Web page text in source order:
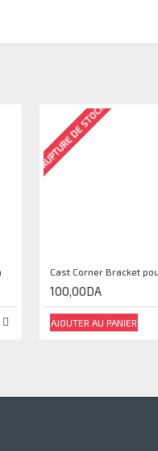
RUPTURE DE STOCK
100,00DA
AJOUTER AU PANIER